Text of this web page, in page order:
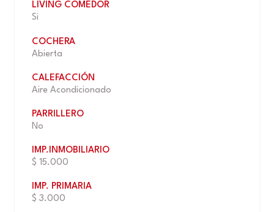
LIVING COMEDOR
Si
COCHERA
Abierta
CALEFACCIÓN
Aire Acondicionado
PARRILLERO
No
IMP.INMOBILIARIO
$ 15.000
IMP. PRIMARIA
$ 3.000